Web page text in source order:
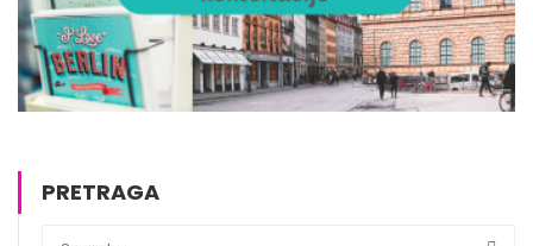
PRETRAGA